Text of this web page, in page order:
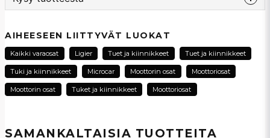
SAMANKALTAISIA ​​TUOTTEITA
Kauppa vastasi
Hej och tack för din fråga! Höjden på själva
motorkudden inklusive metallplattan under
motorkudden är 40 mm.
Mvh Vincent på SCP Mopedbilsdelar AB
Kysy meiltä tästä tuotteesta...
name
Nimi
AIHEESEEN LIITTYVÄT LUOKAT
Kaikki varaosat Ligier Tuet ja kiinnikkeet Tuet ja kiinnikkeet
Tuki ja kiinnikkeet Microcar Moottorin osat Moottoriosat
Moottorin osat Tuket ja kiinnikkeet Moottoriosat